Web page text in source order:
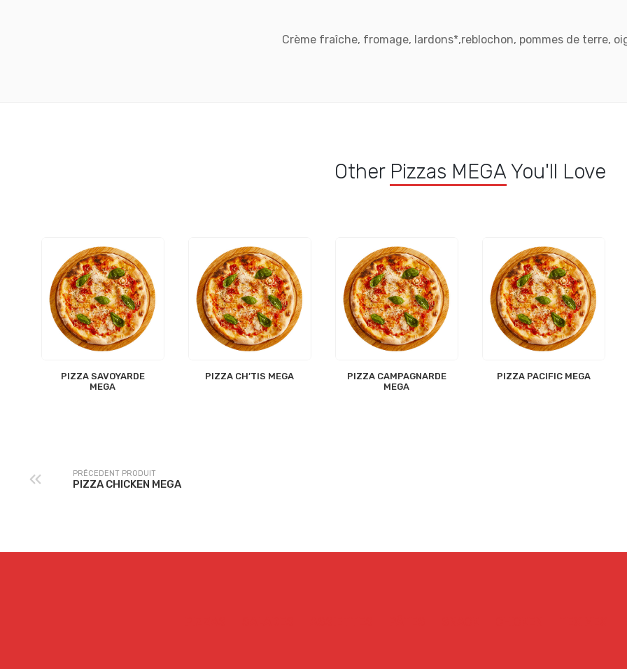
Crème fraîche, fromage, lardons*,reblochon, pommes de terre,
Other Pizzas MEGA You'll Love
PIZZA SAVOYARDE
MEGA
PIZZA CH’TIS MEGA
PIZZA CAMPAGNARDE
MEGA
PIZZA PACIFIC MEGA
PRÉCEDENT PRODUIT
PIZZA CHICKEN MEGA